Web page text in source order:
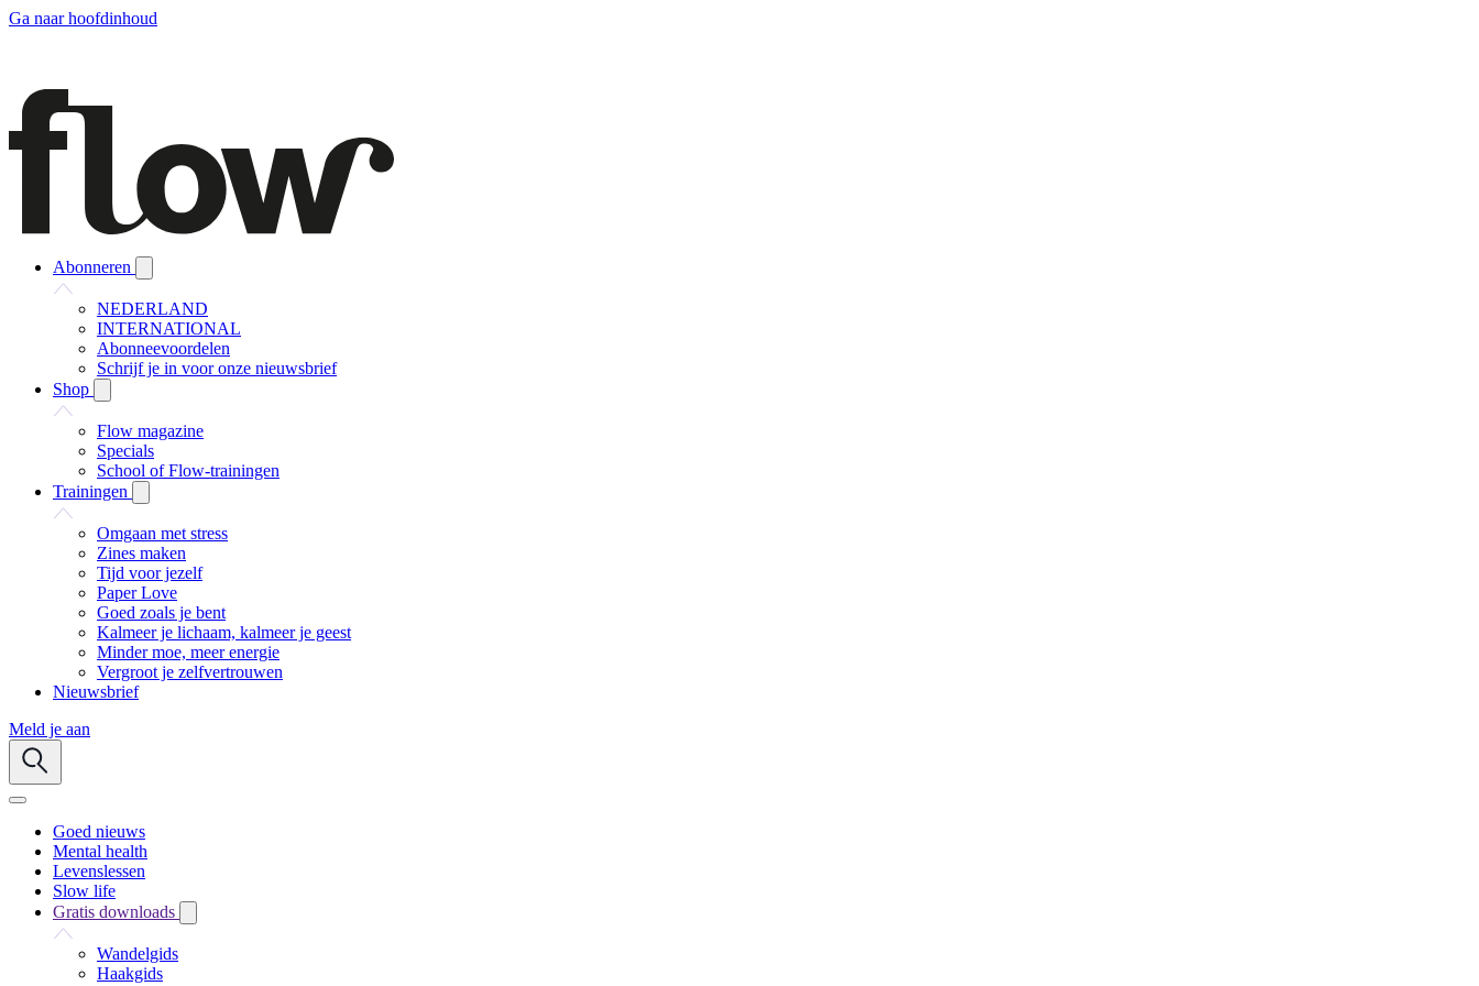
Ga naar hoofdinhoud
Abonneren
NEDERLAND
INTERNATIONAL
Abonneevoordelen
Schrijf je in voor onze nieuwsbrief
Shop
Flow magazine
Specials
School of Flow-trainingen
Trainingen
Omgaan met stress
Zines maken
Tijd voor jezelf
Paper Love
Goed zoals je bent
Kalmeer je lichaam, kalmeer je geest
Minder moe, meer energie
Vergroot je zelfvertrouwen
Nieuwsbrief
Meld je aan
Goed nieuws
Mental health
Levenslessen
Slow life
Gratis downloads
Wandelgids
Haakgids